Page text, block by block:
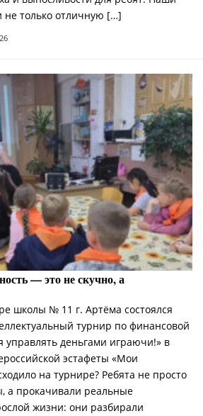
не только отличную […]
— это не скучно, а
школы № 11 г. Артёма состоялся
турнир по финансовой
управлять деньгами играючи!» в
эстафеты «Мои
на турнире? Ребята не просто
а прокачивали реальные
жизни: они разбирали